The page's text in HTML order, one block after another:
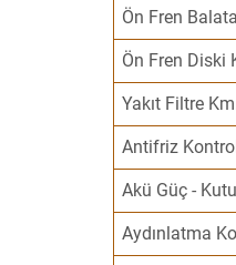
Ön Fren
Ön Fren Diski
Yakıt Filtre
Antifriz
Akü Güç -
Aydınlatma